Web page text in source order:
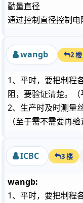
勤量直径
通过控制直径控制电
wangb 2 楼
1、平时，要把制程
阻，要验证清楚。（
2、生产时及时测量
（至于需不需要再
ICBC 3 楼
wangb:
1、平时，要把制程